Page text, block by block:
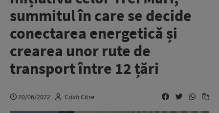
summitul în care se decide
conectarea energetică și
crearea unor rute de
transport între 12 țări
20/06/2022 Cristi Citre